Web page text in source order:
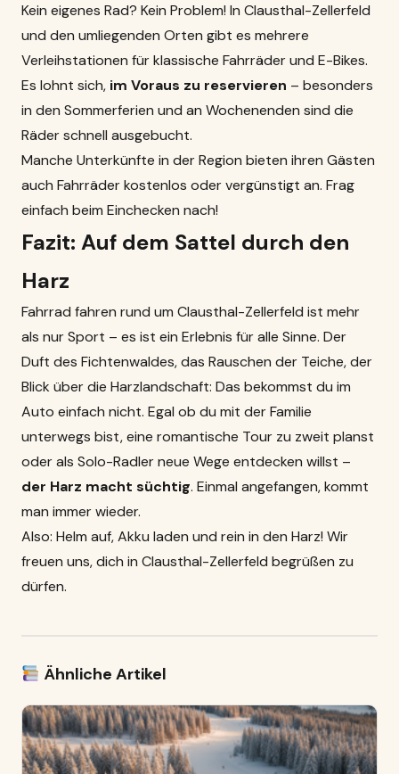
Kein eigenes Rad? Kein Problem! In Clausthal-Zellerfeld
und den umliegenden Orten gibt es mehrere
Verleihstationen für klassische Fahrräder und E-Bikes.
Es lohnt sich, im Voraus zu reservieren – besonders
in den Sommerferien und an Wochenenden sind die
Räder schnell ausgebucht.
Manche Unterkünfte in der Region bieten ihren Gästen
auch Fahrräder kostenlos oder vergünstigt an. Frag
einfach beim Einchecken nach!
Fazit: Auf dem Sattel durch den
Harz
Fahrrad fahren rund um Clausthal-Zellerfeld ist mehr
als nur Sport – es ist ein Erlebnis für alle Sinne. Der
Duft des Fichtenwaldes, das Rauschen der Teiche, der
Blick über die Harzlandschaft: Das bekommst du im
Auto einfach nicht. Egal ob du mit der Familie
unterwegs bist, eine romantische Tour zu zweit planst
oder als Solo-Radler neue Wege entdecken willst –
der Harz macht süchtig. Einmal angefangen, kommt
man immer wieder.
Also: Helm auf, Akku laden und rein in den Harz! Wir
freuen uns, dich in Clausthal-Zellerfeld begrüßen zu
dürfen.
Ähnliche Artikel